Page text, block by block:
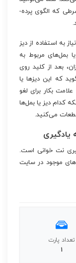
که الگوی پرده-
به استفاده از دیز
بمل‌های مربوط به
بعد از کلید روی
که این دیزها یا
بکار برای لغو
کدام دیز یا بمل‌ها
می‌کنید.
یادگیری
نت خوانی است.
های موجود در سایت
تعداد پارت
1